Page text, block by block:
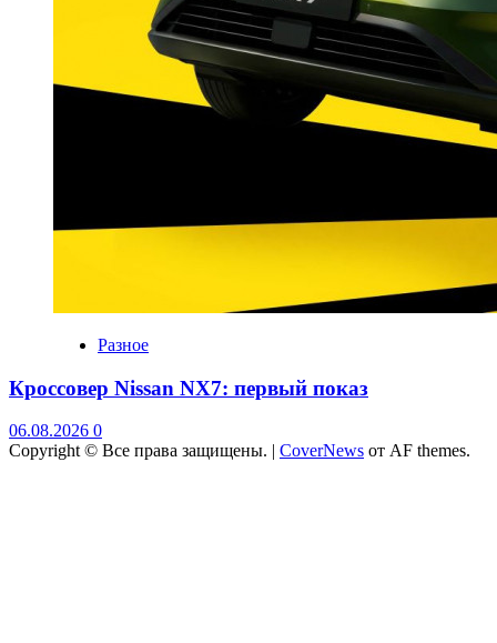
Разное
Кроссовер Nissan NX7: первый показ
06.08.2026 0
Copyright © Все права защищены. | CoverNews от AF themes.